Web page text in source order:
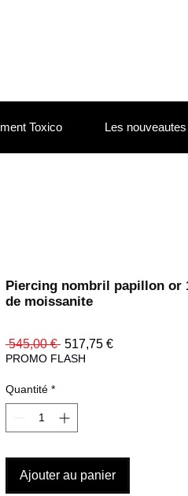
Toxico Les nouveautes
Piercing nombril papillon or
de moissanite
545,00 € Prix
original
517,75 €Prix
PROMO FLASH
Quantité *
Ajouter au panier